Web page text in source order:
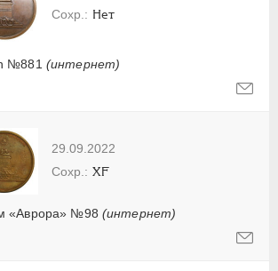
№881 (интернет)
Нет
29.09.2022
«Аврора» №98 (интернет)
XF